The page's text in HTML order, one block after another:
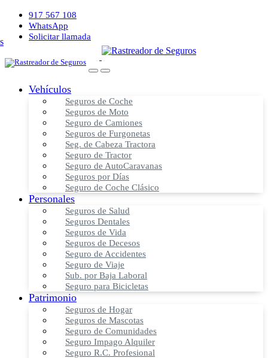
917 567 108
WhatsApp
Solicitar llamada
Vehículos
Seguros de Coche
Seguros de Moto
Seguro de Camiones
Seguros de Furgonetas
Seg. de Cabeza Tractora
Seguro de Tractor
Seguro de AutoCaravanas
Seguros por Días
Seguro de Coche Clásico
Personales
Seguros de Salud
Seguros Dentales
Seguros de Vida
Seguros de Decesos
Seguro de Accidentes
Seguro de Viaje
Sub. por Baja Laboral
Seguro para Bicicletas
Patrimonio
Seguros de Hogar
Seguros de Mascotas
Seguro de Comunidades
Seguro Impago Alquiler
Seguro R.C. Profesional